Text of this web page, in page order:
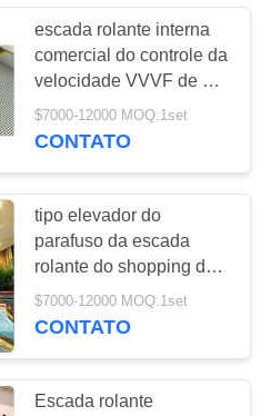
escada rolante interna
comercial do controle da
velocidade VVVF de 0,5
m/S com ângulo de 30
graus para shoppings
$7000-12000 MOQ:1set
CONTATO
tipo elevador do
parafuso da escada
rolante do shopping da
cascata 0.5m do metro 2
de 1000mm
$7000-12000 MOQ:1set
CONTATO
Escada rolante